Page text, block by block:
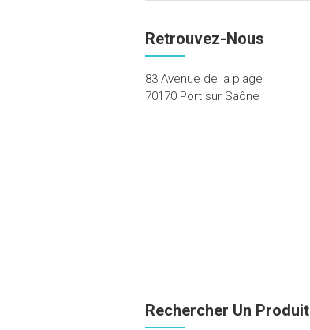
Retrouvez-Nous
83 Avenue de la plage
70170 Port sur Saône
Rechercher Un Produit